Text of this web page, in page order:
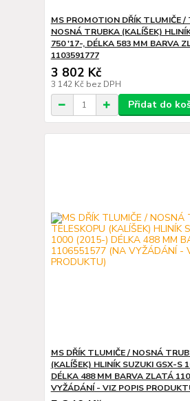
MS PROMOTION DŘÍK TLUMIČE /
NOSNÁ TRUBKA (KALÍŠEK)
750 '17-, DÉLKA 583 MM BARVA
1103591777
3 802 Kč
3 142 Kč bez DPH
Přidat do
MS DŘÍK TLUMIČE / NOSNÁ
(KALÍŠEK) HLINÍK SUZUKI GSX-S
DÉLKA 488 MM BARVA ZLATÁ
VYŽÁDÁNÍ - VIZ POPIS